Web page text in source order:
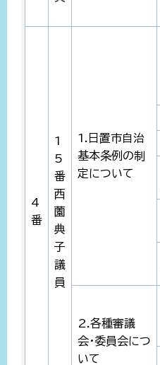
4
番
1
5
番
西
薗
典
子
議
員
1.日置市自治
基本条例の制
定について
2.各種審議
会・委員会につ
いて